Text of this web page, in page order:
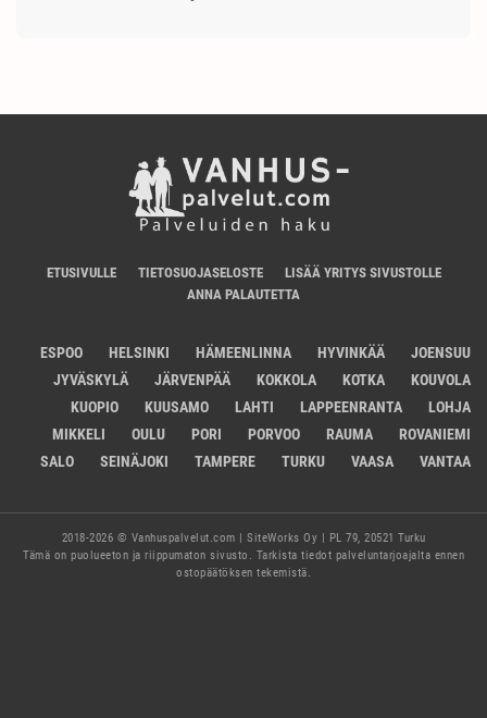
ETUSIVULLE TIETOSUOJASELOSTE
LISÄÄ YRITYS SIVUSTOLLE
ANNA PALAUTETTA
ESPOO HELSINKI HÄMEENLINNA HYVINKÄÄ
JOENSUU
JYVÄSKYLÄ
JÄRVENPÄÄ KOKKOLA KOTKA
KOUVOLA
KUOPIO
KUUSAMO LAHTI LAPPEENRANTA
LOHJA
MIKKELI
OULU PORI PORVOO RAUMA
ROVANIEMI
SALO
SEINÄJOKI TAMPERE TURKU VAASA VANTAA
2018-2026 © Vanhuspalvelut.com | SiteWorks Oy | PL 79, 20521 Turku
Tämä on puolueeton ja riippumaton sivusto. Tarkista tiedot palveluntarjoajalta ennen
ostopäätöksen tekemistä.